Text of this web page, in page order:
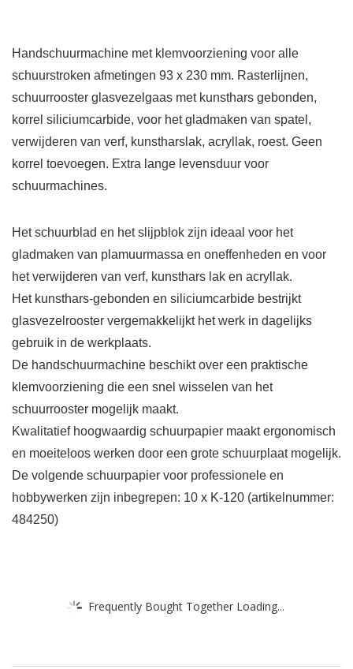
Handschuurmachine met klemvoorziening voor alle
schuurstroken afmetingen 93 x 230 mm. Rasterlijnen,
schuurrooster glasvezelgaas met kunsthars gebonden,
korrel siliciumcarbide, voor het gladmaken van spatel,
verwijderen van verf, kunstharslak, acryllak, roest. Geen
korrel toevoegen. Extra lange levensduur voor
schuurmachines.
Het schuurblad en het slijpblok zijn ideaal voor het
gladmaken van plamuurmassa en oneffenheden en voor
het verwijderen van verf, kunsthars lak en acryllak.
Het kunsthars-gebonden en siliciumcarbide bestrijkt
glasvezelrooster vergemakkelijkt het werk in dagelijks
gebruik in de werkplaats.
De handschuurmachine beschikt over een praktische
klemvoorziening die een snel wisselen van het
schuurrooster mogelijk maakt.
Kwalitatief hoogwaardig schuurpapier maakt ergonomisch
en moeiteloos werken door een grote schuurplaat mogelijk.
De volgende schuurpapier voor professionele en
hobbywerken zijn inbegrepen: 10 x K-120 (artikelnummer:
484250)
Frequently Bought Together Loading...